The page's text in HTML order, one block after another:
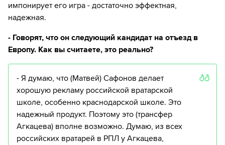
импонирует его игра - достаточно эффектная,
надежная.
- Говорят, что он следующий кандидат на отъезд в
Европу. Как вы считаете, это реально?
- Я думаю, что (Матвей) Сафонов делает
хорошую рекламу российской вратарской
школе, особенно краснодарской школе. Это
надежный продукт. Поэтому это (трансфер
Агкацева) вполне возможно. Думаю, из всех
российских вратарей в РПЛ у Агкацева,